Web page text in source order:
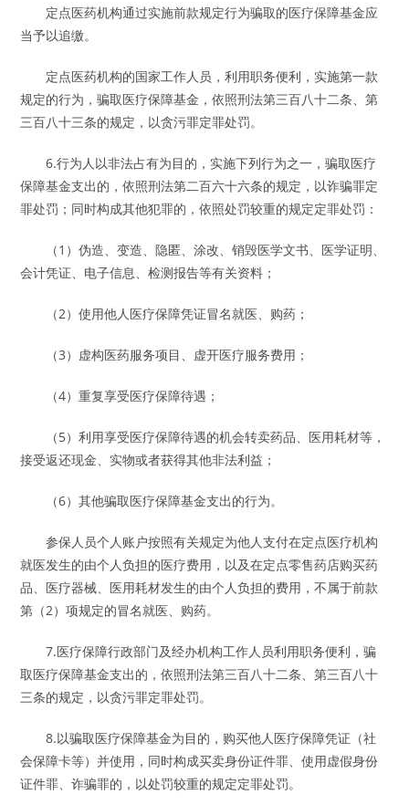
定点医药机构通过实施前款规定行为骗取的医疗保障基金应
当予以追缴。
定点医药机构的国家工作人员，利用职务便利，实施第一款
规定的行为，骗取医疗保障基金，依照刑法第三百八十二条、第
三百八十三条的规定，以贪污罪定罪处罚。
6.行为人以非法占有为目的，实施下列行为之一，骗取医疗
保障基金支出的，依照刑法第二百六十六条的规定，以诈骗罪定
罪处罚；同时构成其他犯罪的，依照处罚较重的规定定罪处罚：
（1）伪造、变造、隐匿、涂改、销毁医学文书、医学证明、
会计凭证、电子信息、检测报告等有关资料；
（2）使用他人医疗保障凭证冒名就医、购药；
（3）虚构医药服务项目、虚开医疗服务费用；
（4）重复享受医疗保障待遇；
（5）利用享受医疗保障待遇的机会转卖药品、医用耗材等，
接受返还现金、实物或者获得其他非法利益；
（6）其他骗取医疗保障基金支出的行为。
参保人员个人账户按照有关规定为他人支付在定点医疗机构
就医发生的由个人负担的医疗费用，以及在定点零售药店购买药
品、医疗器械、医用耗材发生的由个人负担的费用，不属于前款
第（2）项规定的冒名就医、购药。
7.医疗保障行政部门及经办机构工作人员利用职务便利，骗
取医疗保障基金支出的，依照刑法第三百八十二条、第三百八十
三条的规定，以贪污罪定罪处罚。
8.以骗取医疗保障基金为目的，购买他人医疗保障凭证（社
会保障卡等）并使用，同时构成买卖身份证件罪、使用虚假身份
证件罪、诈骗罪的，以处罚较重的规定定罪处罚。